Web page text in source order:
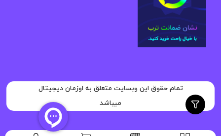
تمام حقوق این وبسایت متعلق به اوزمان دیجیتال
میباشد